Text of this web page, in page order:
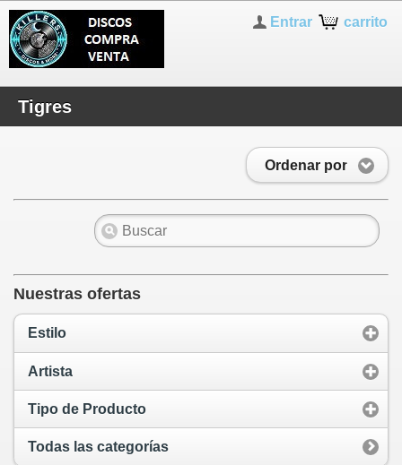
carrito
Entrar
Tigres
Ordenar por
Nuestras ofertas
Estilo
Artista
Tipo de Producto
Todas las categorías